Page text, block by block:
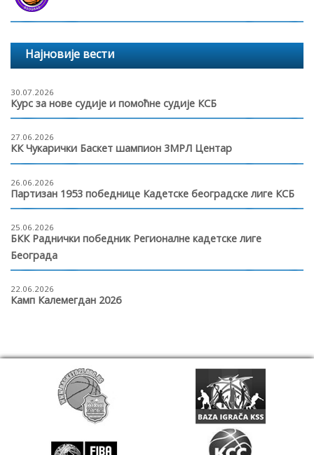
Најновије вести
30.07.2026
Курс за нове судије и помоћне судије КСБ
27.06.2026
КК Чукарички Баскет шампион 3МРЛ Центар
26.06.2026
Партизан 1953 победнице Кадетске београдске лиге КСБ
25.06.2026
БКК Раднички победник Регионалне кадетске лиге
Београда
22.06.2026
Камп Калемегдан 2026